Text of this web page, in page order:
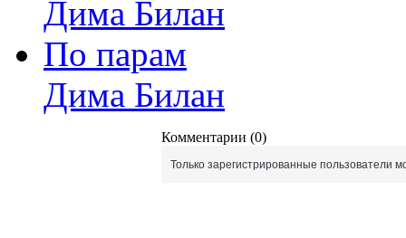
Дима Билан
По парам
Дима Билан
Комментарии (0)
Только зарегистрированные пользователи